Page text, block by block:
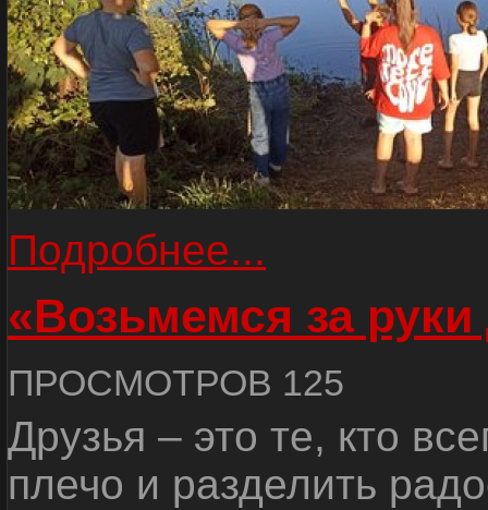
Подробнее...
«Возьмемся за руки
ПРОСМОТРОВ 125
Друзья – это те, кто
плечо и разделить